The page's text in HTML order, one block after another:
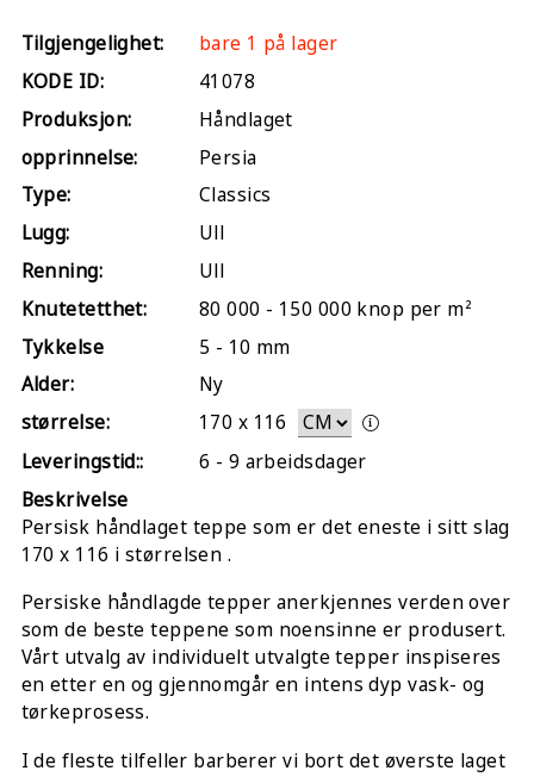
Tilgjengelighet:
bare 1 på lager
KODE ID:
41078
Produksjon:
Håndlaget
opprinnelse:
Persia
Type:
Classics
Lugg:
Ull
Renning:
Ull
Knutetetthet:
80 000 - 150 000 knop per m²
Tykkelse
5 - 10 mm
Alder:
Ny
størrelse:
170 x 116
Leveringstid::
6 - 9 arbeidsdager
Beskrivelse
Persisk håndlaget teppe som er det eneste i sitt slag
170 x 116 i størrelsen .
Persiske håndlagde tepper anerkjennes verden over
som de beste teppene som noensinne er produsert.
Vårt utvalg av individuelt utvalgte tepper inspiseres
en etter en og gjennomgår en intens dyp vask- og
tørkeprosess.
I de fleste tilfeller barberer vi bort det øverste laget